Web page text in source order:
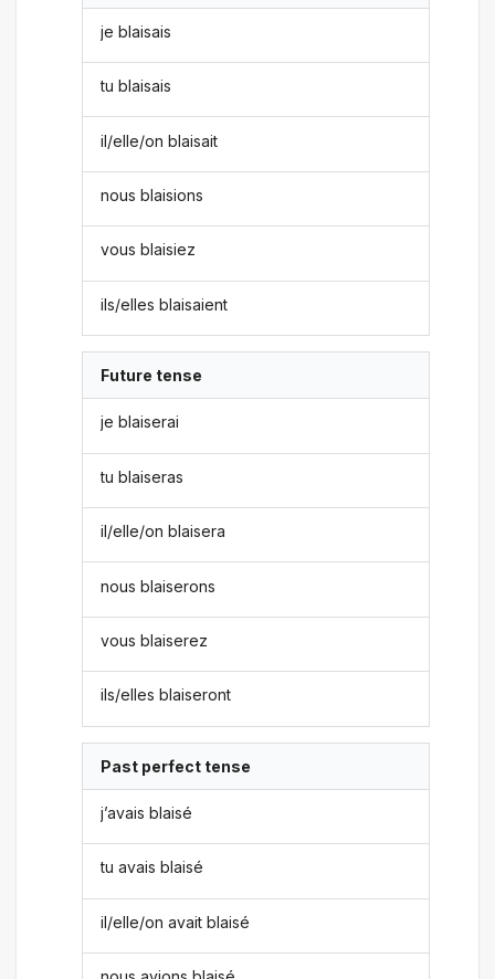
je blaisais
tu blaisais
il/elle/on blaisait
nous blaisions
vous blaisiez
ils/elles blaisaient
Future tense
je blaiserai
tu blaiseras
il/elle/on blaisera
nous blaiserons
vous blaiserez
ils/elles blaiseront
Past perfect tense
j’avais blaisé
tu avais blaisé
il/elle/on avait blaisé